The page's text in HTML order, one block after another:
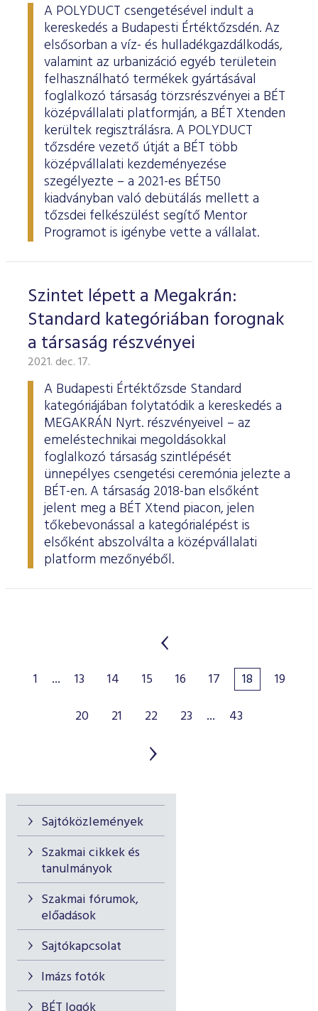
Sajtóközlemények
Szakmai cikkek és
tanulmányok
Szakmai fórumok,
előadások
Sajtókapcsolat
Imázs fotók
A POLYDUCT csengetésével indult a
kereskedés a Budapesti Értéktőzsdén. Az
elsősorban a víz- és hulladékgazdálkodás,
valamint az urbanizáció egyéb területein
felhasználható termékek gyártásával
foglalkozó társaság törzsrészvényei a BÉT
középvállalati platformján, a BÉT Xtenden
kerültek regisztrálásra. A POLYDUCT
tőzsdére vezető útját a BÉT több
középvállalati kezdeményezése
szegélyezte – a 2021-es BÉT50
kiadványban való debütálás mellett a
tőzsdei felkészülést segítő Mentor
Programot is igénybe vette a vállalat.
Szintet lépett a Megakrán:
Standard kategóriában forognak
a társaság részvényei
2021. dec. 17.
A Budapesti Értéktőzsde Standard
kategóriájában folytatódik a kereskedés a
MEGAKRÁN Nyrt. részvényeivel – az
emeléstechnikai megoldásokkal
foglalkozó társaság szintlépését
ünnepélyes csengetési ceremónia jelezte a
BÉT-en. A társaság 2018-ban elsőként
jelent meg a BÉT Xtend piacon, jelen
tőkebevonással a kategórialépést is
elsőként abszolválta a középvállalati
platform mezőnyéből.
1 ... 13 14 15 16 17 18
19
20
21 22 23 ... 43